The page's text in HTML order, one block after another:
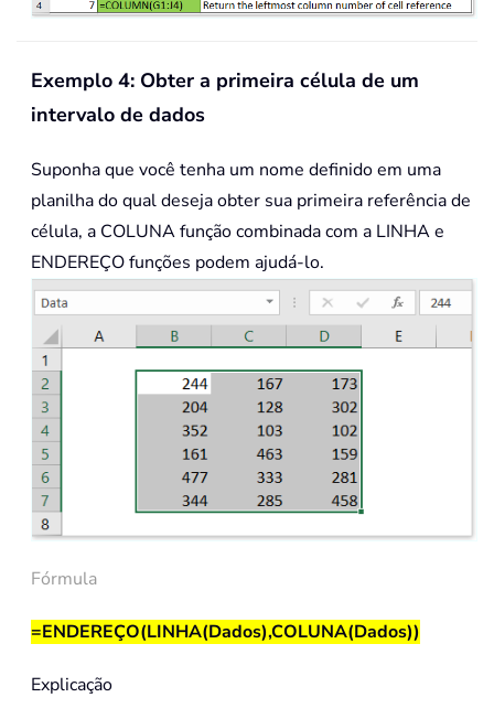
Exemplo 4: Obter a primeira célula de um
intervalo de dados
Suponha que você tenha um nome definido em uma
planilha do qual deseja obter sua primeira referência de
célula, a COLUNAfunção combinada com a LINHAe
ENDEREÇOfunções podem ajudá-lo.
Fórmula
=ENDEREÇO(LINHA(Dados),COLUNA(Dados))
Explicação